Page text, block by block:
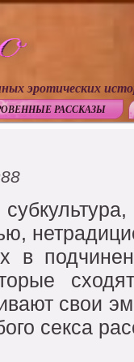
эротических
РАССКАЗЫ
в
свои
секса